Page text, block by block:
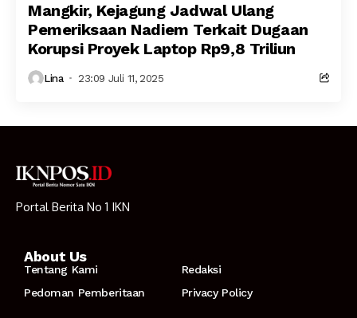
Mangkir, Kejagung Jadwal Ulang
Pemeriksaan Nadiem Terkait Dugaan
Korupsi Proyek Laptop Rp9,8 Triliun
Lina 23:09 Juli 11, 2025
Portal Berita No 1 IKN
About Us
Tentang Kami
Redaksi
Pedoman Pemberitaan
Privacy Policy